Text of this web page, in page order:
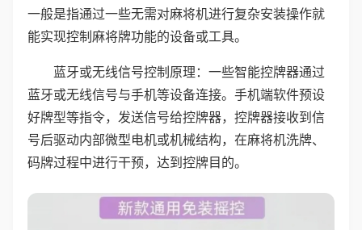
一般是指通过一些无需对麻将机进行复杂安装操作就
能实现控制麻将牌功能的设备或工具。
蓝牙或无线信号控制原理：一些智能控牌器通过
蓝牙或无线信号与手机等设备连接。手机端软件预设
好牌型等指令，发送信号给控牌器，控牌器接收到信
号后驱动内部微型电机或机械结构，在麻将机洗牌、
码牌过程中进行干预，达到控牌目的。